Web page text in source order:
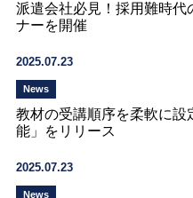
派遣会社必見！採用難時代
ナーを開催
2025.07.23
News
教材の受講順序を柔軟に
能」をリリース
2025.07.23
News